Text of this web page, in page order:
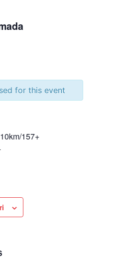
for this event
157+